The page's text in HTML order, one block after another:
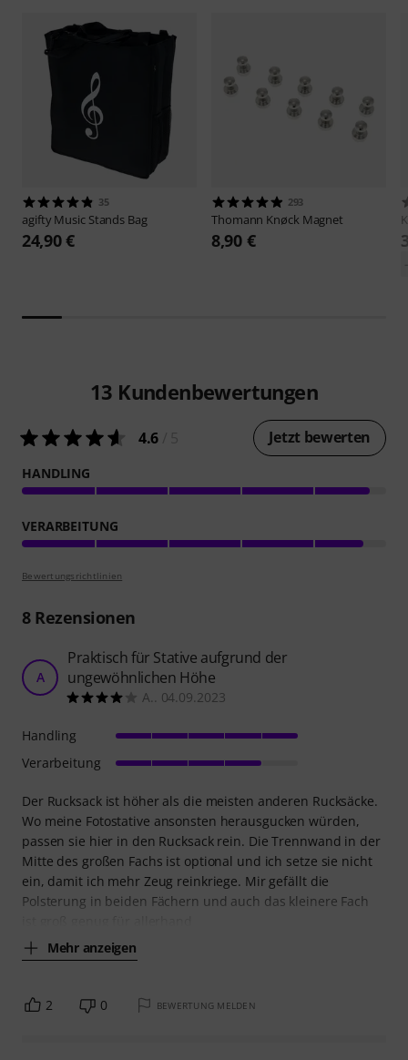
35
agifty Music Stands Bag
24,90 €
293
Thomann Knøck Magnet
8,90 €
13 Kundenbewertungen
4.6 Jetzt bewerten
HANDLING
VERARBEITUNG
Bewertungsrichtlinien
8Rezensionen
A
Praktisch für Stative aufgrund der
ungewöhnlichen Höhe
A.. 04.09.2023
Der Rucksack ist höher als die meisten anderen Rucksäcke.
Wo meine Fotostative ansonsten herausgucken würden,
passen sie hier in den Rucksack rein. Die Trennwand in der
Mitte des großen Fachs ist optional und ich setze sie nicht
ein, damit ich mehr Zeug reinkriege. Mir gefällt die
Polsterung in beiden Fächern und auch das kleinere Fach
Mehr anzeigen
Handling
Verarbeitung
2 0 BEWERTUNG MELDEN